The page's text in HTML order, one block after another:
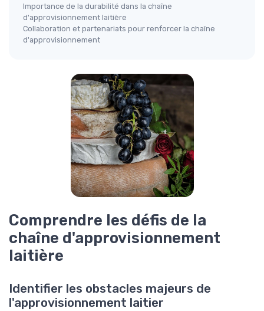
Importance de la durabilité dans la chaîne
d'approvisionnement laitière
Collaboration et partenariats pour renforcer la chaîne
d'approvisionnement
Comprendre les défis de la
chaîne d'approvisionnement
laitière
Identifier les obstacles majeurs de
l'approvisionnement laitier